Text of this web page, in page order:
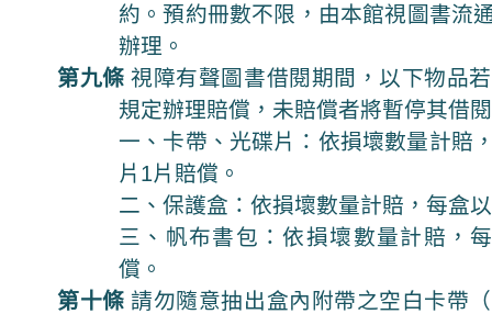
約。預約冊數不限，由本館視圖書流
辦理。
第九條 視障有聲圖書借閱期間，以下物品
規定辦理賠償，未賠償者將暫停其借
一、卡帶、光碟片：依損壞數量計賠
片1片賠償。
二、保護盒：依損壞數量計賠，每盒
三、帆布書包：依損壞數量計賠，
償。
第十條 請勿隨意抽出盒內附帶之空白卡帶